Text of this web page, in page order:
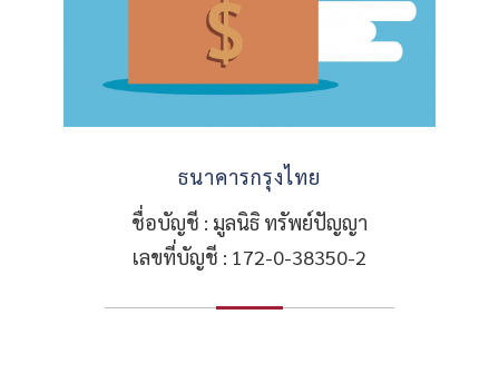
ธนาคารกรุงไทย
ชื่อบัญชี : มูลนิธิ ทรัพย์ปัญญา
เลขที่บัญชี : 172-0-38350-2